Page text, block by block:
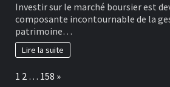
Investir sur le marché boursier est
composante incontournable de la
patrimoine…
Lire la suite
Page:
1 2 … 158 Next
»